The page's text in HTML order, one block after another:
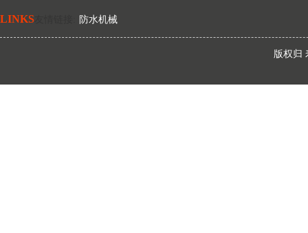
LINKS 防水机械
版权归